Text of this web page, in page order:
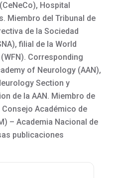
Hospital
Miembro del Tribunal de
de la Sociedad
filial de la World
Corresponding
of Neurology (AAN),
Section y
de la AAN. Miembro de
Académico de
– Academia Nacional de
publicaciones